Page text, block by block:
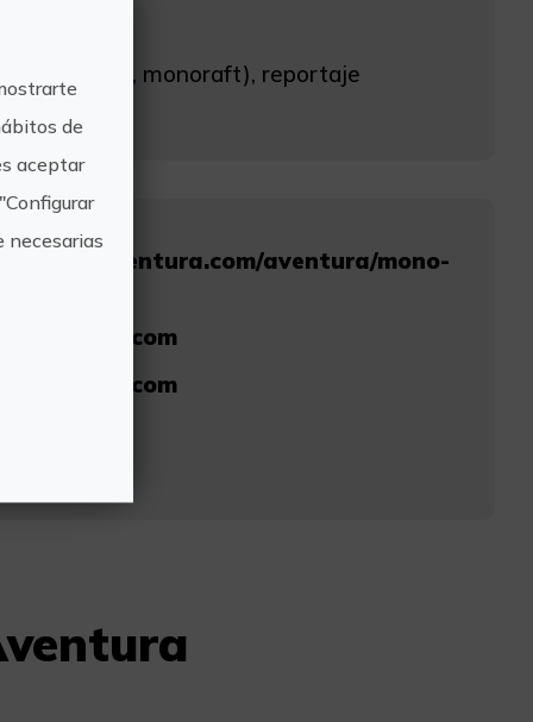
pala doble, monoraft), reportaje
aventura/mono-
de
aceptar
necesarias